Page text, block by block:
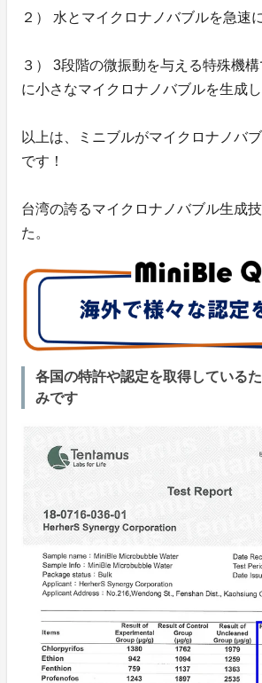
２） 水とマイクロナノバブルを急速
３） 3段階の微振動を与える特殊機
に小さなマイクロナノバブルを生成し
以上は、ミニブルがマイクロナノバ
です！
台湾の誇るマイクロナノバブル生成
た。
各国の特許や認定を取得している
みです